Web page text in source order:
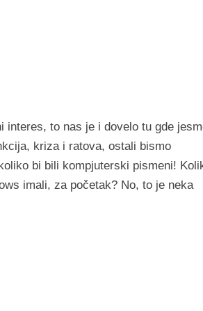
to nas je i dovelo tu gde
kriza i ratova, ostali bismo
bi bili kompjuterski pismeni!
imali, za početak? No, to je neka